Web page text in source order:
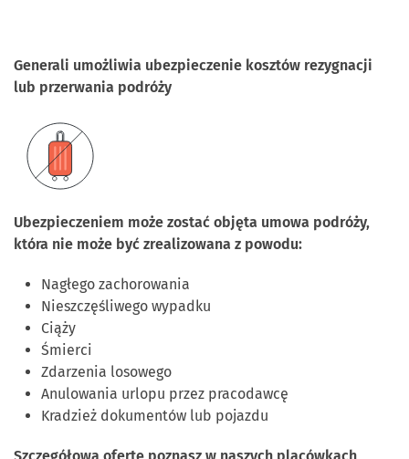
Generali umożliwia ubezpieczenie kosztów rezygnacji
lub przerwania podróży
Ubezpieczeniem może zostać objęta umowa podróży,
która nie może być zrealizowana z powodu:
Nagłego zachorowania
Nieszczęśliwego wypadku
Ciąży
Śmierci
Zdarzenia losowego
Anulowania urlopu przez pracodawcę
Kradzież dokumentów lub pojazdu